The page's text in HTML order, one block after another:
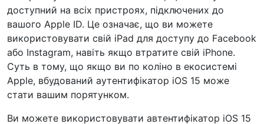
доступний на всіх пристроях, підключених до
вашого Apple ID. Це означає, що ви можете
використовувати свій iPad для доступу до Facebook
або Instagram, навіть якщо втратите свій iPhone.
Суть в тому, що якщо ви по коліно в екосистемі
Apple, вбудований аутентифікатор iOS 15 може
стати вашим порятунком.
Ви можете використовувати автентифікатор iOS 15